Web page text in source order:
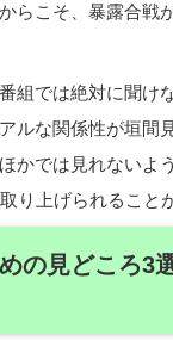
らこそ、暴露合戦
組では絶対に聞け
ルな関係性が垣間
かでは見れないよ
り上げられること
の見どころ3